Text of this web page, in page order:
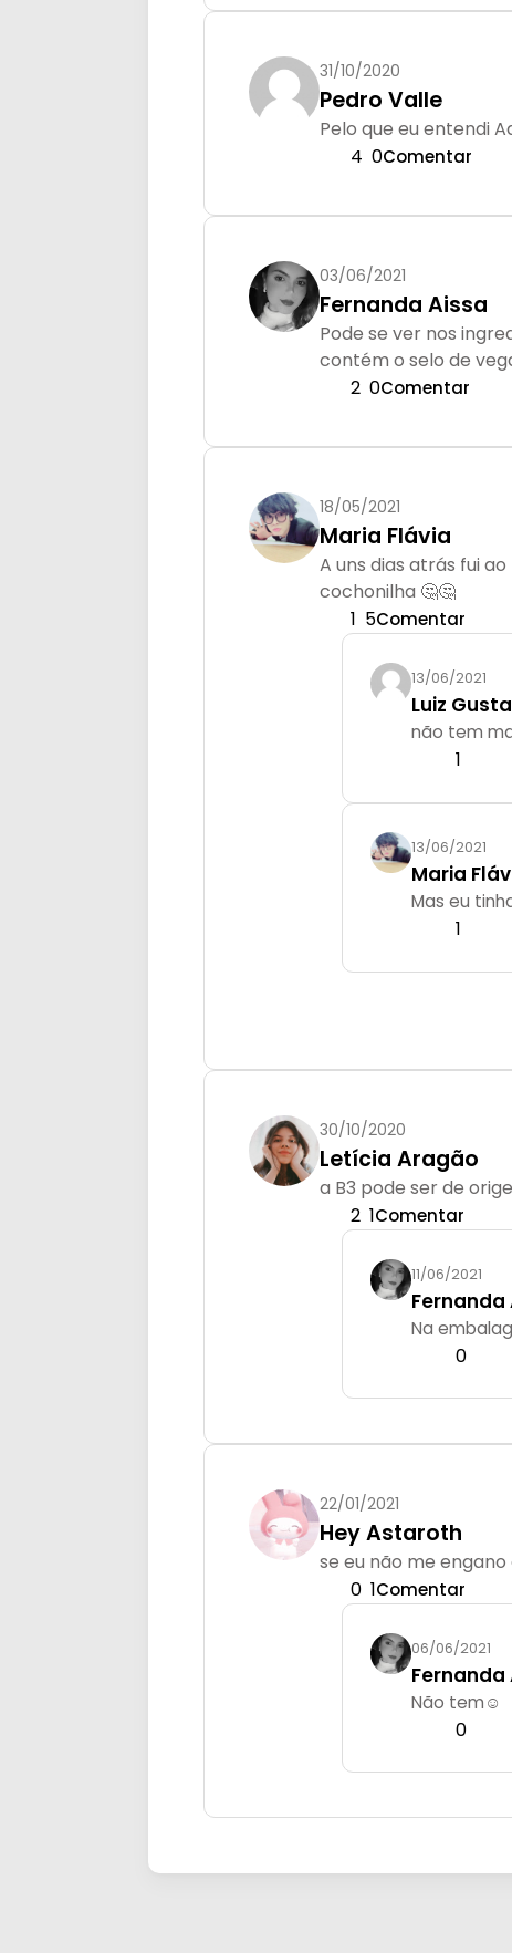
31/10/2020
Pedro Valle
Pelo que eu entendi
4 0Comentar
03/06/2021
Fernanda Aissa
Pode se ver nos
contém o selo de
2 0Comentar
18/05/2021
Maria Flávia
A uns dias atrás fui
cochonilha 🤔🤔
1 5Comentar
13/06/2021
Luiz
não tem
1
13/06/2021
Maria
Mas eu
1
30/10/2020
Letícia Aragão
a B3 pode ser de
2 1Comentar
11/06/2021
Fernanda
Na
0
22/01/2021
Hey Astaroth
se eu não me
0 1Comentar
06/06/2021
Fernanda
Não tem☺️
0